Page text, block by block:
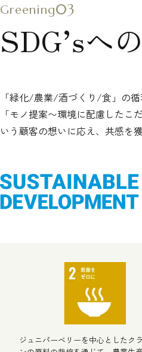
Greening03
SDG’sへ
「緑化/農業/酒づくり/食」の
「モノ提案〜環境に配慮した
いう顧客の想いに応え、共感を
ジュニパーベリーを中心としたク